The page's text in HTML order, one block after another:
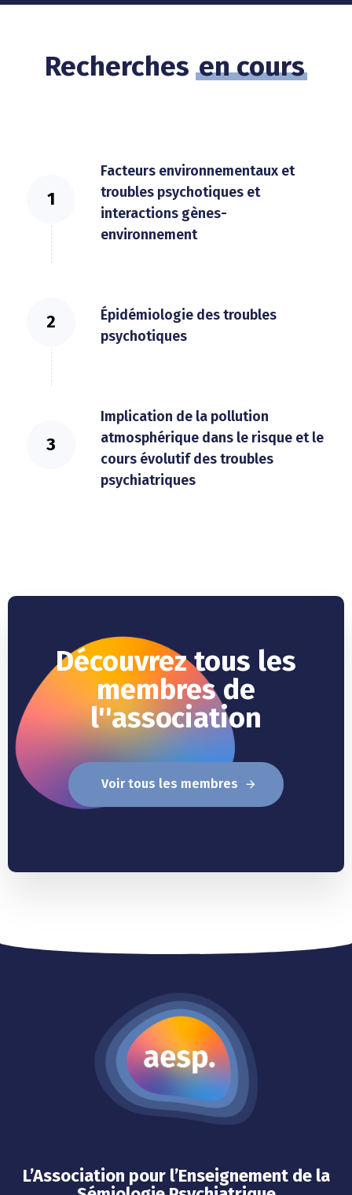
Recherches en cours
Facteurs environnementaux et
troubles psychotiques et
interactions gènes-
environnement
Épidémiologie des troubles
psychotiques
Implication de la pollution
atmosphérique dans le risque et le
cours évolutif des troubles
psychiatriques
Découvrez tous les
membres de
l''association
Voir tous les membres
L’Association pour l’Enseignement de la